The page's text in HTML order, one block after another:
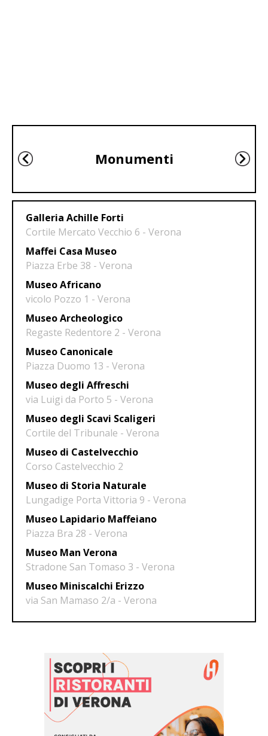
Monumenti
Galleria Achille Forti
Cortile Mercato Vecchio 6 - Verona
Maffei Casa Museo
Piazza Erbe 38 - Verona
Museo Africano
vicolo Pozzo 1 - Verona
Museo Archeologico
Regaste Redentore 2 - Verona
Museo Canonicale
Piazza Duomo 13 - Verona
Museo degli Affreschi
via Luigi da Porto 5 - Verona
Museo degli Scavi Scaligeri
Cortile del Tribunale - Verona
Museo di Castelvecchio
Corso Castelvecchio 2
Museo di Storia Naturale
Lungadige Porta Vittoria 9 - Verona
Museo Lapidario Maffeiano
Piazza Bra 28 - Verona
Museo Man Verona
Stradone San Tomaso 3 - Verona
Museo Miniscalchi Erizzo
via San Mamaso 2/a - Verona